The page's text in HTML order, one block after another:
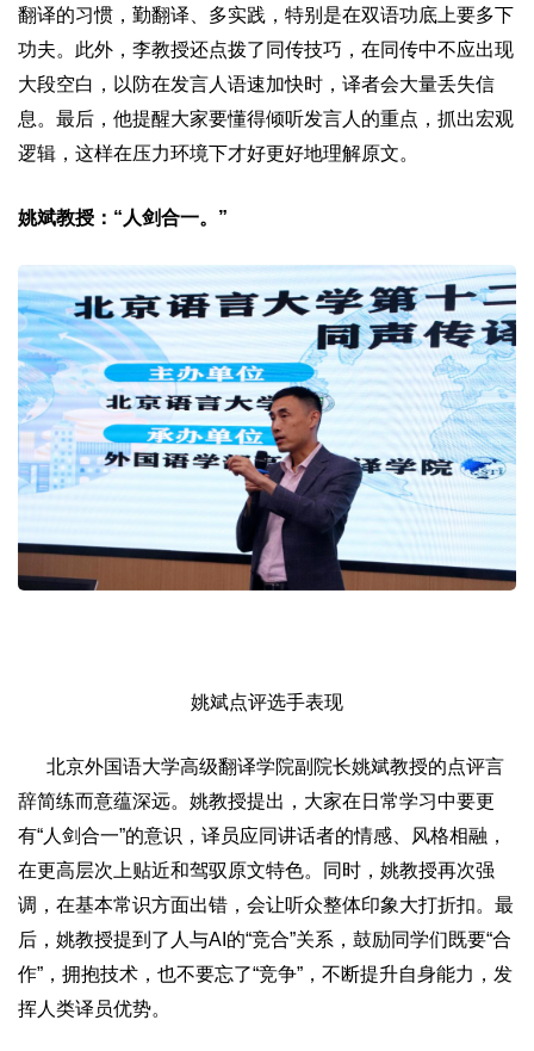
翻译的习惯，勤翻译、多实践，特别是在双语功底上要多下
功夫。此外，李教授还点拨了同传技巧，在同传中不应出现
大段空白，以防在发言人语速加快时，译者会大量丢失信
息。最后，他提醒大家要懂得倾听发言人的重点，抓出宏观
逻辑，这样在压力环境下才好更好地理解原文。
姚斌教授：“人剑合一。”
姚斌点评选手表现
北京外国语大学高级翻译学院副院长姚斌教授的点评言
辞简练而意蕴深远。姚教授提出，大家在日常学习中要更
有“人剑合一”的意识，译员应同讲话者的情感、风格相融，
在更高层次上贴近和驾驭原文特色。同时，姚教授再次强
调，在基本常识方面出错，会让听众整体印象大打折扣。最
后，姚教授提到了人与AI的“竞合”关系，鼓励同学们既要“合
作”，拥抱技术，也不要忘了“竞争”，不断提升自身能力，发
挥人类译员优势。